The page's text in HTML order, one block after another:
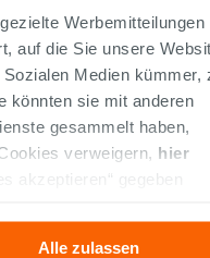
Werbemitteilungen
auf die Sie unsere
Medien kümmer,
könnten sie mit anderen
gesammelt haben,
verweigern, hier
akzeptieren“ gegeben
Alle zulassen
und bearbeiteten
um nicht nur